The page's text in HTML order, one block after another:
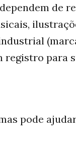
de
registro para
pode